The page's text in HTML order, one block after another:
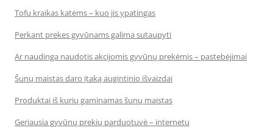
Tofu kraikas katėms – kuo jis ypatingas
Perkant prekes gyvūnams galima sutaupyti
Ar naudinga naudotis akcijomis gyvūnų prekėmis – pastebėjimai
Šunų maistas daro įtaką augintinio išvaizdai
Produktai iš kurių gaminamas šunų maistas
Geriausia gyvūnų prekių parduotuvė – internetu